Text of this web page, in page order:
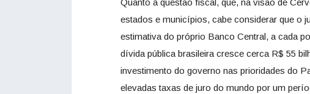
Quanto à questão fiscal, que, na visão de
estados e municípios, cabe considerar que o
estimativa do próprio Banco Central, a cada
dívida pública brasileira cresce cerca R$ 55
investimento do governo nas prioridades do
elevadas taxas de juro do mundo por um